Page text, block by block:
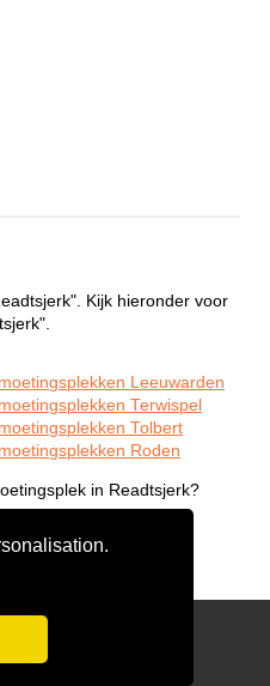
Kijk hieronder voor
Leeuwarden
Terwispel
Tolbert
Roden
in Readtsjerk?